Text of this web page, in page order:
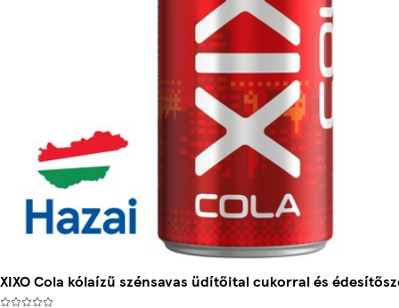
XIXO Cola kólaízű szénsavas üdítőital cukorral és